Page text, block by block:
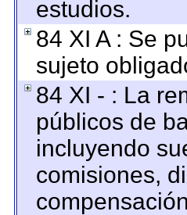
estudios.
84 XI A : Se
sujeto
84 XI - : La
públicos de
incluyendo
comisiones,